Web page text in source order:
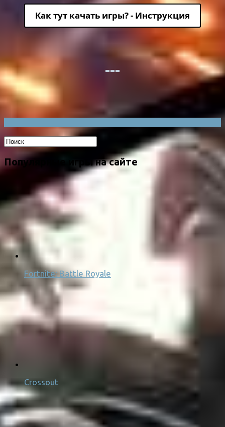
Как тут качать игры? - Инструкция
Популярные игры на сайте
Fortnite: Battle Royale
Crossout